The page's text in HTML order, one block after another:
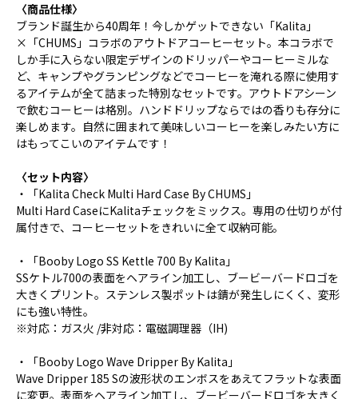
〈商品仕様〉
ブランド誕生から40周年！今しかゲットできない「Kalita」
×「CHUMS」コラボのアウトドアコーヒーセット。本コラボで
しか手に入らない限定デザインのドリッパーやコーヒーミルな
ど、キャンプやグランピングなどでコーヒーを淹れる際に使用す
るアイテムが全て詰まった特別なセットです。アウトドアシーン
で飲むコーヒーは格別。ハンドドリップならではの香りも存分に
楽しめます。自然に囲まれて美味しいコーヒーを楽しみたい方に
はもってこいのアイテムです！
〈セット内容〉
・「Kalita Check Multi Hard Case By CHUMS」
Multi Hard CaseにKalitaチェックをミックス。専用の仕切りが付
属付きで、コーヒーセットをきれいに全て収納可能。
・「Booby Logo SS Kettle 700 By Kalita」
SSケトル700の表面をヘアライン加工し、ブービーバードロゴを
大きくプリント。ステンレス製ポットは錆が発生しにくく、変形
にも強い特性。
※対応：ガス火 /非対応：電磁調理器（IH)
・「Booby Logo Wave Dripper By Kalita」
Wave Dripper 185 Sの波形状のエンボスをあえてフラットな表面
に変更。表面をヘアライン加工し、ブービーバードロゴを大きく